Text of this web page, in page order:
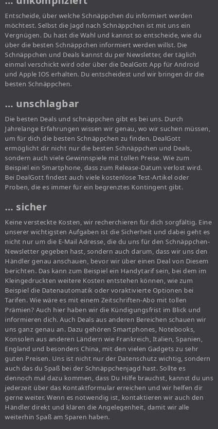
Entscheide, über welche Schnäppchen du informiert werden
möchtest. Selbst die Jagd nach Schnäppchen ist mit uns ein
Vergnügen. Du hast die Wahl und kannst so entscheide, wie du
über die besten Schnäppchen informiert werden willst. Die
Schnäppchen und Deals kannst du per Newsletter, der täglich
einmal verschickt wird oder über die DealGott App für Android
und Apple IOS erhalten. Du entscheidest und wir bringen dir die
besten Schnäppchen.
… unschlagbar
Die besten Deals und schnäppchen gibt es bei uns. Durch
Jahrelange Erfahrungen wissen wir genau, wo wir suchen müssen,
um für dich die besten Schnäppchen zu finden. DealGott
ermöglicht dir nicht nur die besten Schnäppchen und Deals,
sondern auch viele Gewinnspiele mit tollen Preise. Wie zum
Beispiel ein Smartphone, dass zum Release-Datum verlost wird.
Bei DealGott findest auch viele kostenlose Test-Artikel oder
Proben, die es immer für ein begrenztes Kontingent gibt.
… sicher
Keine versteckte Kosten, wir recherchieren für dich sorgfältig. Eine
unserer wichtigsten Aufgaben ist die Sicherheit und dabei geht es
nicht nur um die E-Mail Adresse, die du uns für den Schnäppchen-
Newsletter gegeben hast, sondern auch darum, dass wir uns den
Händler genau anschauen, bevor wir über einen Deal von Diesem
berichten. Das kann zum Beispiel ein Handytarif sein, bei dem im
Kleingedruckten weitere Kosten entstehen können, wie zum
Beispiel die Datenautomatik oder voraktivierte Optionen bei
Tarifen. Wie wäre es mit einem Zeitschriften-Abo mit tollen
Prämien? Auch hier haben wir die Kündigungsfrist im Blick und
informieren dich. Auch Deals aus anderen Bereichen schauen wir
uns ganz genau an. Dazu gehören Smartphones, Notebooks,
Konsolen aus anderen Ländern wie Frankreich, Italien, Spanien,
England und besonders China, mit den vielen Gadgets zu sehr
guten Preisen. Uns ist nicht nur der Datenschutz wichtig, sondern
auch das du Spaß bei der Schnäppchenjagd hast. Sollte es
dennoch mal dazu kommen, dass Du Hilfe brauchst, kannst du uns
jederzeit über das Kontaktformular erreichen und wir helfen dir
gerne weiter. Wenn es notwendig ist, kontaktieren wir auch den
Händler direkt und klären die Angelegenheit, damit wir alle
weiterhin Spaß am Sparen haben.